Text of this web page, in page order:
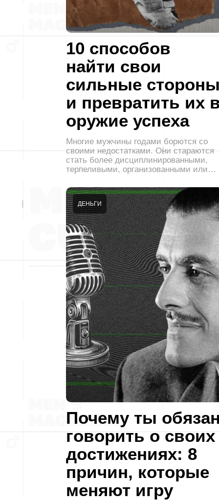
10 способов
найти свои
сильные
и превратить их
оружие успеха
Многие мужчины годами борются со
своими недостатками. Они стараются
стать более дисциплинированными,
терпеливыми, организованными или…
Почему ты
говорить о своих
достижениях: 8
причин, которые
меняют игру
ДЕНЬГИ